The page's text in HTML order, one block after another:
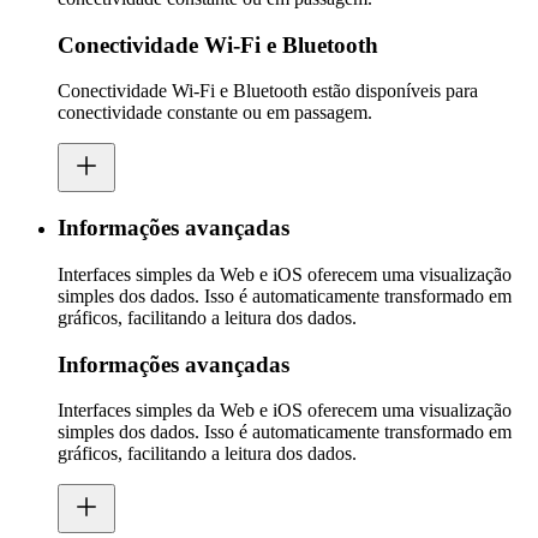
Conectividade Wi-Fi e Bluetooth
Conectividade Wi-Fi e Bluetooth estão disponíveis para
conectividade constante ou em passagem.
Informações avançadas
Interfaces simples da Web e iOS oferecem uma visualização
simples dos dados. Isso é automaticamente transformado em
gráficos, facilitando a leitura dos dados.
Informações avançadas
Interfaces simples da Web e iOS oferecem uma visualização
simples dos dados. Isso é automaticamente transformado em
gráficos, facilitando a leitura dos dados.